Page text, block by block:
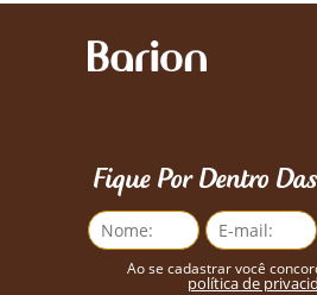
Fique Por Dentro
Ao se cadastrar você
política de